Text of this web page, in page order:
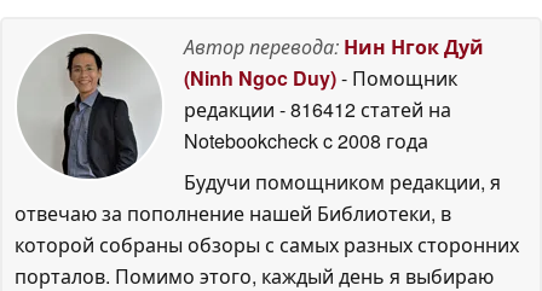
Автор перевода: Нин Нгок Дуй
(Ninh Ngoc Duy)- Помощник
редакции - 816412 статей на
Notebookcheckc 2008 года
Будучи помощником редакции, я
отвечаю за пополнение нашей Библиотеки, в
которой собраны обзоры с самых разных сторонних
порталов. Помимо этого, каждый день я выбираю